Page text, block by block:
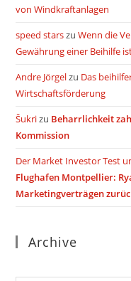
von Windkraftanlagen
speed starszuWenn die
Gewährung einer Beihilfe
Andre Jörgelzu Das
Wirtschaftsförderung
Šukrizu Beharrlichkeit
Kommission
Der Market Investor Test
Flughafen Montpellier:
Marketingverträgen
Archive